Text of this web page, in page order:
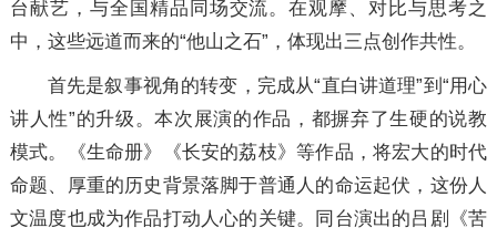
台献艺，与全国精品同场交流。在观摩、对比与思考之
中，这些远道而来的“他山之石”，体现出三点创作共性。
首先是叙事视角的转变，完成从“直白讲道理”到“用心
讲人性”的升级。本次展演的作品，都摒弃了生硬的说教
模式。《生命册》《长安的荔枝》等作品，将宏大的时代
命题、厚重的历史背景落脚于普通人的命运起伏，这份人
文温度也成为作品打动人心的关键。同台演出的吕剧《苦